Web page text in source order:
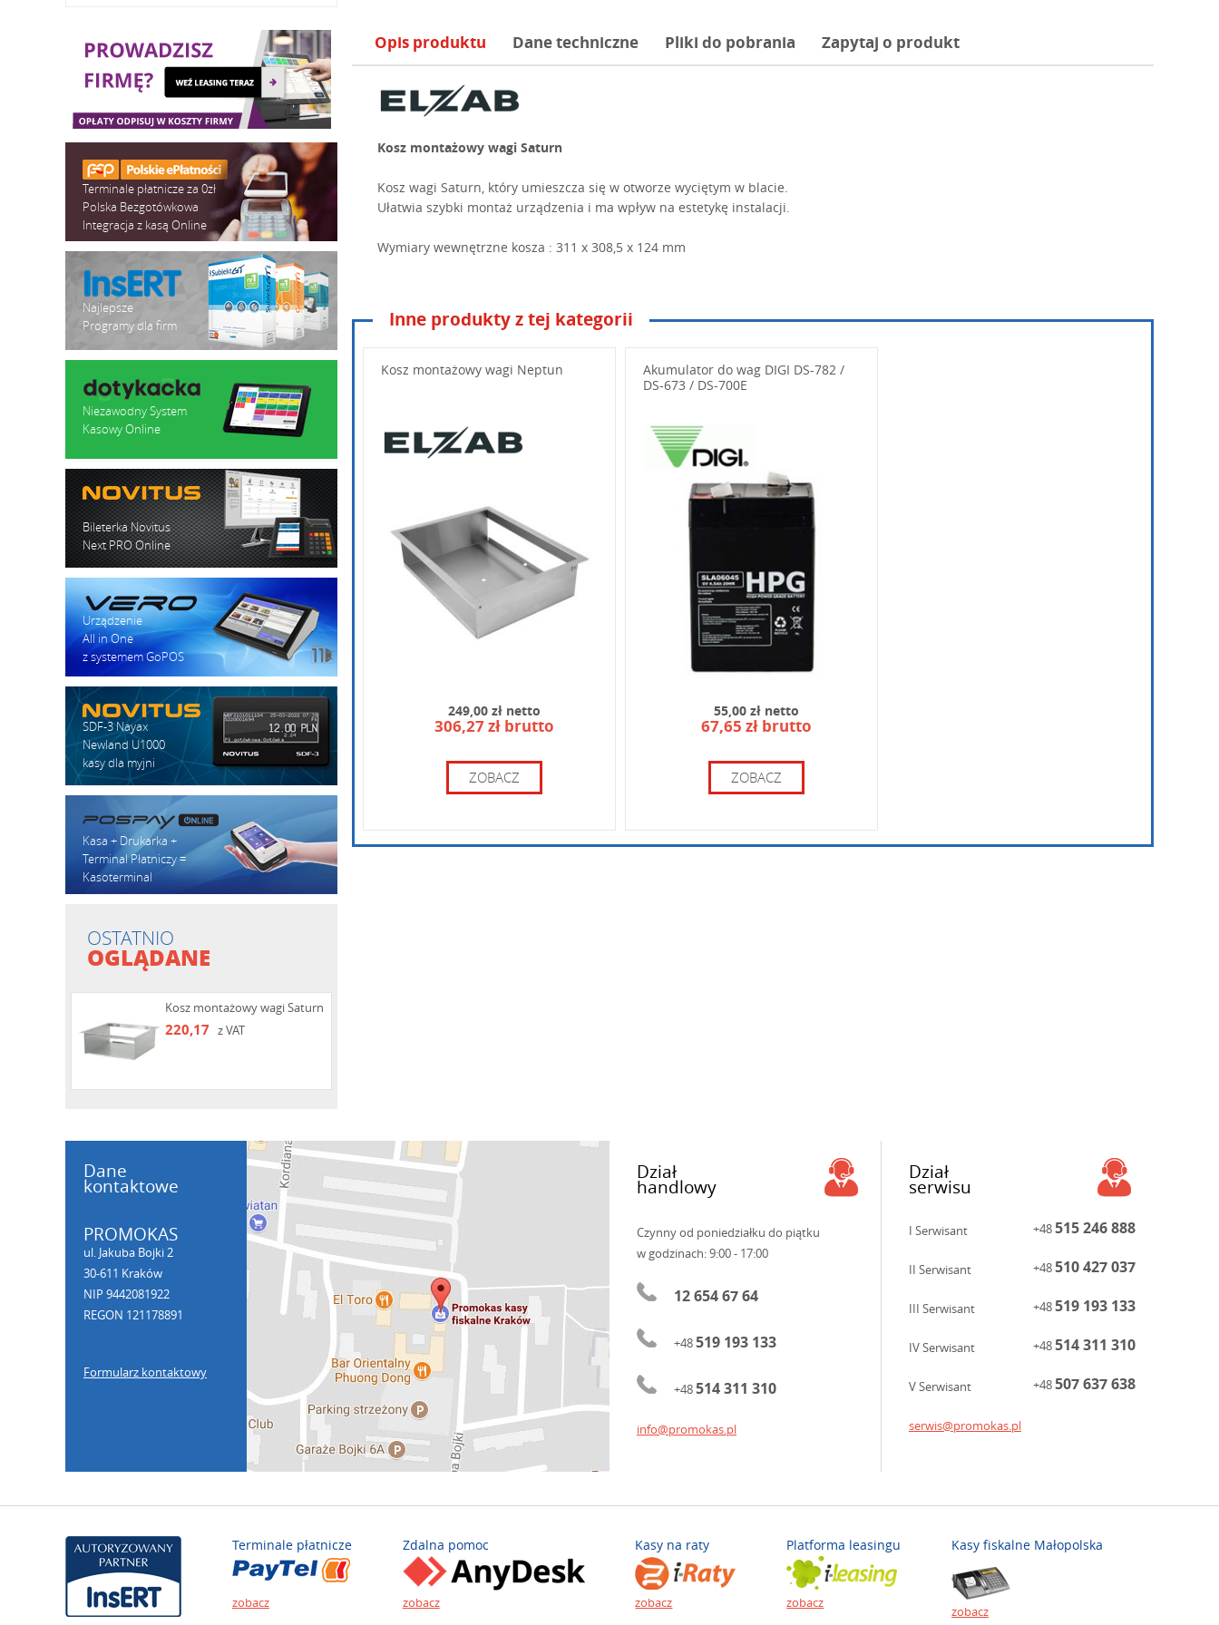
Opis produktu Dane techniczne Pliki do pobrania Zapytaj o produkt
Kosz montażowy wagi Saturn
Kosz wagi Saturn, który umieszcza się w otworze wyciętym w blacie.
Ułatwia szybki montaż urządzenia i ma wpływ na estetykę instalacji.
Wymiary wewnętrzne kosza : 311 x 308,5 x 124 mm
Wpisz kod widoczny na obrazku:
Inne produkty z tej kategorii
Kosz montażowy wagi Neptun
249,00 zł netto
306,27 zł brutto
ZOBACZ
Akumulator do wag DIGI DS-782 /
DS-673 / DS-700E
55,00 zł netto
67,65 zł brutto
ZOBACZ
Terminale płatnicze za 0zł
Polska Bezgotówkowa
Integracja z kasą Online
Najlepsze
Programy dla firm
Niezawodny System
Kasowy Online
Bileterka Novitus
Next PRO Online
Urządzenie
All in One
z systemem GoPOS
SDF-3 Nayax
Newland U1000
kasy dla myjni
Kasa + Drukarka +
Terminal Płatniczy =
Kasoterminal
OSTATNIO
OGLĄDANE
Kosz montażowy wagi Saturn
220,17 z VAT
Dane
kontaktowe
PROMOKAS
ul. Jakuba Bojki 2
30-611 Kraków
NIP 9442081922
REGON 121178891
Formularz kontaktowy
Dział
handlowy
Czynny od poniedziałku do piątku
w godzinach: 9:00 - 17:00
12 654 67 64
+48519 193 133
+48514 311 310
info@promokas.pl
Dział
serwisu
I Serwisant +48515 246 888
II Serwisant +48510 427 037
III Serwisant +48519 193 133
IV Serwisant +48514 311 310
V Serwisant +48507 637 638
serwis@promokas.pl
Terminale płatnicze
zobacz
Zdalna pomoc
zobacz
Kasy na raty
zobacz
Platforma leasingu
zobacz
Kasy fiskalne Małopolska
zobacz